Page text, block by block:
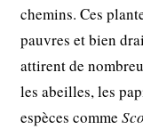
chemins. Ces
pauvres et bien
attirent de
les abeilles, les
espèces comme